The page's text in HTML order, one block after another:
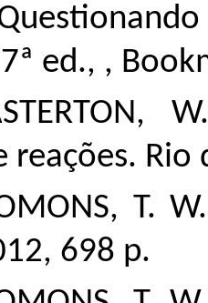
ed., ,
reações. Rio
T.
698 p.